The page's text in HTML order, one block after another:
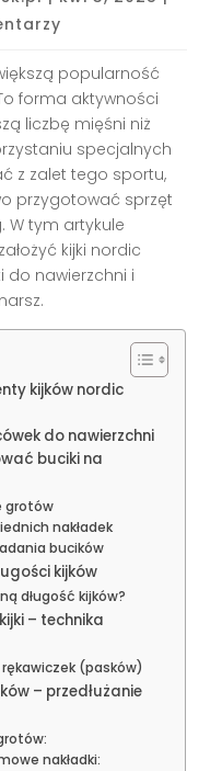
popularność
forma aktywności
liczbę mięśni niż
specjalnych
z zalet tego sportu,
przygotować sprzęt
W tym artykule
kijki nordic
do nawierzchni i
kijków nordic
do nawierzchni
buciki na
grotów
nakładek
bucików
kijków
długość kijków?
– technika
(pasków)
– przedłużanie
nakładki: